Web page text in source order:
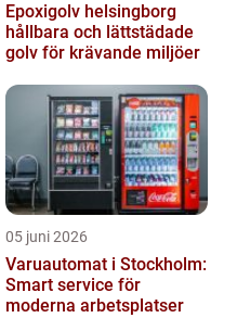
Epoxigolv helsingborg
hållbara och lättstädade
golv för krävande miljöer
05 juni 2026
Varuautomat i Stockholm:
Smart service för
moderna arbetsplatser